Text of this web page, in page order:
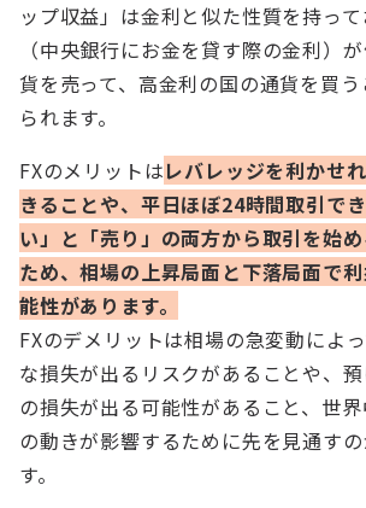
ップ収益」は金利と似た性質を持っ
（中央銀行にお金を貸す際の金利）
貨を売って、高金利の国の通貨を買
られます。
FXのメリットはレバレッジを利かせ
きることや、 平日ほぼ24時間取引で
い」と「売り」の両方から取引を始
ため、相場の上昇局面と下落局面で
能性があります。
FXのデメリットは相場の急変動によ
な損失が出るリスクがあることや、
の損失が出る可能性があること、世
の動きが影響するために先を見通す
す。